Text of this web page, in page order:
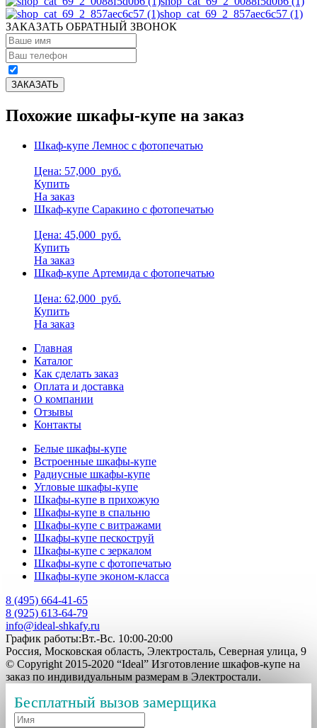
shop_cat_69_2_857aec6c57 (1)
ЗАКАЗАТЬ ОБРАТНЫЙ ЗВОНОК
Похожие шкафы-купе на заказ
Шкаф-купе Лемнос с фотопечатью
Цена: 57,000 руб.
Купить
На заказ
Шкаф-купе Саракино с фотопечатью
Цена: 45,000 руб.
Купить
На заказ
Шкаф-купе Артемида с фотопечатью
Цена: 62,000 руб.
Купить
На заказ
Главная
Каталог
Как сделать заказ
Оплата и доставка
О компании
Отзывы
Контакты
Белые шкафы-купе
Встроенные шкафы-купе
Радиусные шкафы-купе
Угловые шкафы-купе
Шкафы-купе в прихожую
Шкафы-купе в спальню
Шкафы-купе с витражами
Шкафы-купе пескоструй
Шкафы-купе с зеркалом
Шкафы-купе с фотопечатью
Шкафы-купе эконом-класса
8 (495) 664-41-65
8 (925) 613-64-79
info@ideal-shkafy.ru
График работы:Вт.-Вс. 10:00-20:00
Россия, Московская область, Электросталь, Северная улица, 9
© Copyright 2015-2020 “Ideal” Изготовление шкафов-купе на
заказ по индивидуальным размерам в Электростали.
Бесплатный вызов замерщика